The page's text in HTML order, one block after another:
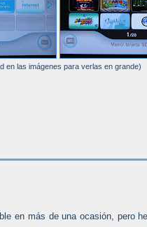
en las imágenes para verlas en grande)
en más de una ocasión, pero